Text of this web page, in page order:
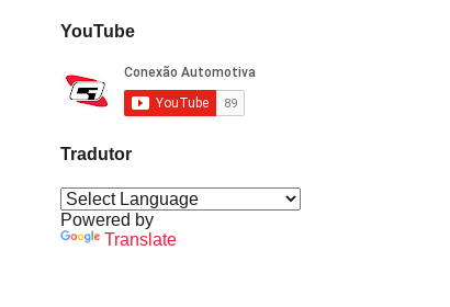
YouTube
Tradutor
Powered by
Translate